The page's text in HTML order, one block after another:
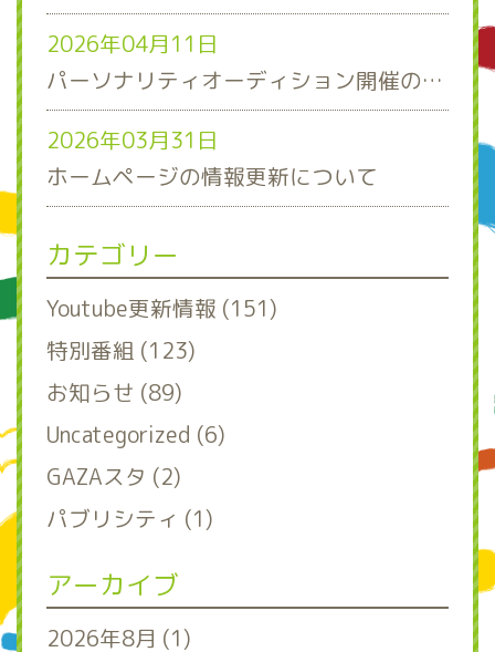
2026年04月11日
パーソナリティオーディション開催のお知らせ
2026年03月31日
ホームページの情報更新について
カテゴリー
Youtube更新情報 (151)
特別番組 (123)
お知らせ (89)
Uncategorized (6)
GAZAスタ (2)
パブリシティ (1)
アーカイブ
2026年8月 (1)